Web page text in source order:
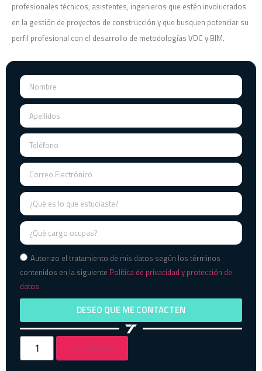
Autorizo el tratamiento de mis datos según los términos
contenidos en la siguiente Política de privacidad y protección de
datos
DESEO QUE ME CONTACTEN
INSCRIBIRSE
profesionales técnicos, asistentes, ingenieros que estén involucrados
en la gestión de proyectos de construcción y que busquen potenciar su
perfil profesional con el desarrollo de metodologías VDC y BIM.